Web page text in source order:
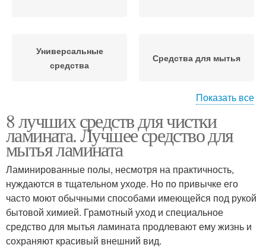
Универсальные
средства
Средства для мытья
Натуральные средства Средства для смывки
Средства для удаления
Вод с моющими
средствами
Показать все
8 лучших средств для чистки
ламината. Лучшее средство для
мытья ламината
Ламинированные полы, несмотря на практичность,
нуждаются в тщательном уходе. Но по привычке его
часто моют обычными способами имеющейся под рукой
бытовой химией. Грамотный уход и специальное
средство для мытья ламината продлевают ему жизнь и
сохраняют красивый внешний вид.